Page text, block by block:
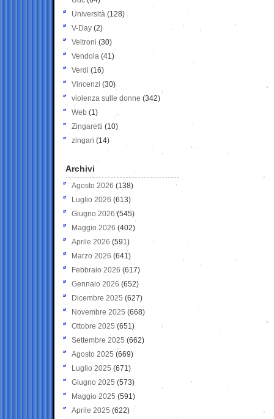
Università (128)
V-Day (2)
Veltroni (30)
Vendola (41)
Verdi (16)
Vincenzi (30)
violenza sulle donne (342)
Web (1)
Zingaretti (10)
zingari (14)
Archivi
Agosto 2026 (138)
Luglio 2026 (613)
Giugno 2026 (545)
Maggio 2026 (402)
Aprile 2026 (591)
Marzo 2026 (641)
Febbraio 2026 (617)
Gennaio 2026 (652)
Dicembre 2025 (627)
Novembre 2025 (668)
Ottobre 2025 (651)
Settembre 2025 (662)
Agosto 2025 (669)
Luglio 2025 (671)
Giugno 2025 (573)
Maggio 2025 (591)
Aprile 2025 (622)